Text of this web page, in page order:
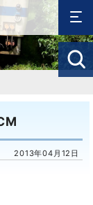
2013年04月12日